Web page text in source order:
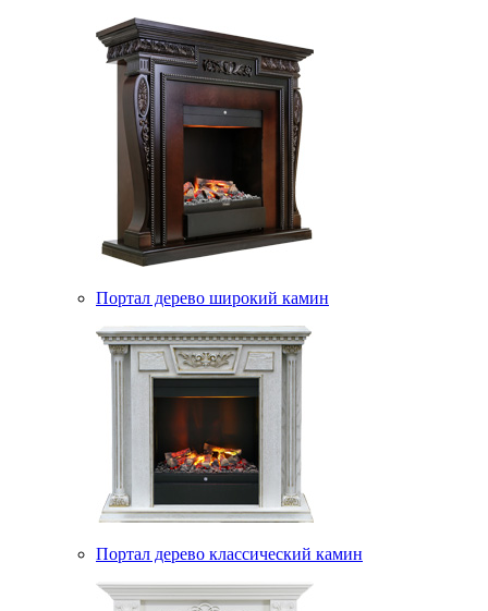
Портал дерево широкий камин
Портал дерево классический камин